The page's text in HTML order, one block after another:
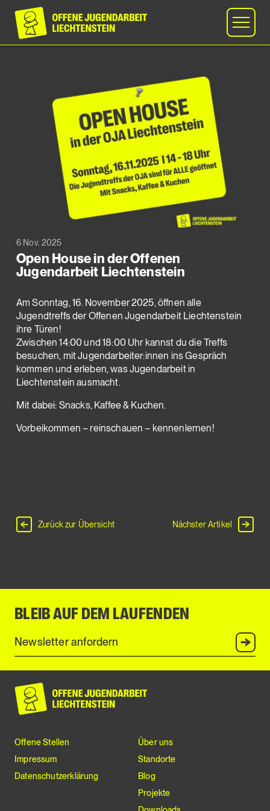
6 Nov. 2025
Open House in der Offenen
Jugendarbeit Liechtenstein
Am Sonntag, 16. November 2025, öffnen alle
Jugendtreffs der Offenen Jugendarbeit Liechtenstein
ihre Türen!
Zwischen 14:00 und 18:00 Uhr kannst du die Treffs
besuchen, mit Jugendarbeiter:innen ins Gespräch
kommen und erleben, was Jugendarbeit in
Liechtenstein ausmacht.
Mit dabei: Snacks, Kaffee & Kuchen.
Vorbeikommen – reinschauen – kennenlernen!
Nächster Artikel
Zurück zur Übersicht
BLEIB AUF DEM LAUFENDEN
Über uns
Standorte
Blog
Projekte
Offene Stellen
Impressum
Datenschutzerklärung